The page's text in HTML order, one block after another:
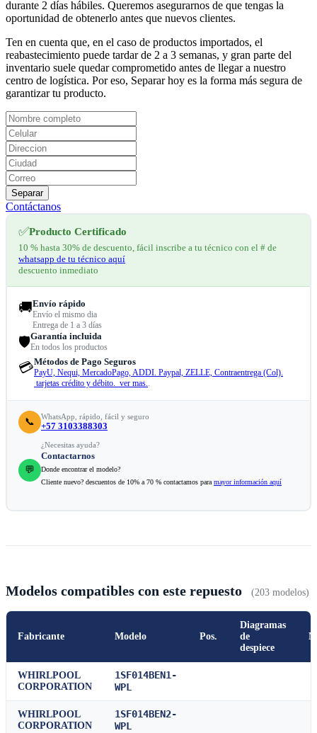
durante 2 días hábiles. Queremos asegurarnos de que tengas la
oportunidad de obtenerlo antes que nuevos clientes.
Ten en cuenta que, en el caso de productos importados, el
reabastecimiento puede tardar de 2 a 3 semanas, y gran parte del
inventario suele quedar comprometido antes de llegar a nuestro
centro de logística. Por eso, Separar hoy es la forma más segura de
garantizar tu producto.
Separar
Contáctanos
✅Producto Certificado
10 % hasta 30% de descuento, fácil inscribe a tu técnico con el # de
whatsapp de tu técnico aquí
descuento inmediato
🚚Envío rápido
Envío el mismo dia
Entrega de 1 a 3 días
🛡️Garantía incluida
En todos los productos
💳Métodos de Pago Seguros
PayU, Nequi, MercadoPago, ADDI. Paypal, ZELLE, Contraentrega (Col).
tarjetas crédito y débito. ver mas..
📞 WhatsApp, rápido, fácil y seguro
+57 3103388303
💬
¿Necesitas ayuda?
Contactarnos
Donde encontrar el modelo?
Cliente nuevo? descuentos de 10% a 70 % contactamos para mayor información aquí
Modelos compatibles con este repuesto (203 modelos)
Fabricante Modelo Pos.
Diagramas
de
despiece
WHIRLPOOL
CORPORATION
1SF014BEN1-
WPL
WHIRLPOOL
CORPORATION
1SF014BEN2-
WPL